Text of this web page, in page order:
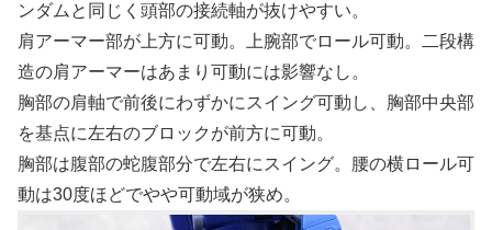
ンダムと同じく頭部の接続軸が抜けやすい。
肩アーマー部が上方に可動。上腕部でロール可動。二段構
造の肩アーマーはあまり可動には影響なし。
胸部の肩軸で前後にわずかにスイング可動し、胸部中央部
を基点に左右のブロックが前方に可動。
胸部は腹部の蛇腹部分で左右にスイング。腰の横ロール可
動は30度ほどでやや可動域が狭め。